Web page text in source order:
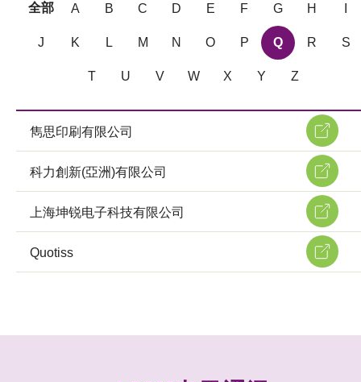
全部 A B C D E F G H
J K L M N O P Q R S
T U V W X Y Z
雋思印刷有限公司
科力創新(亞洲)有限公司
上海坤锐电子科技有限公司
Quotiss